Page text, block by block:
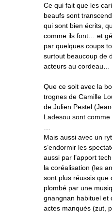
Ce qui fait que les
beaufs sont
qui sont bien écrits,
comme ils font… et
par quelques coups
surtout beaucoup de
acteurs au cordeau…
Que ce soit avec la
trognes de Camille
de Julien Pestel
Ladesou sont
Mais aussi avec un
s’endormir les
aussi par l’apport
la coréalisation (les
sont plus réussis que
plombé par une
gnangnan habituel et
actes manqués (zut,